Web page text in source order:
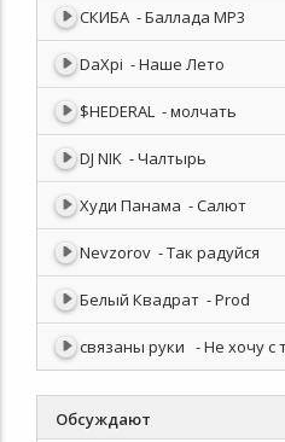
СКИБА - Баллада MP3
DaXpi - Наше Лето
$HEDERAL - молчать
DJ NIK - Чалтырь
Худи Панама - Салют
Nevzorov - Так радуйся
Белый Квадрат - Prod
связаны руки - Не хочу с
Обсуждают